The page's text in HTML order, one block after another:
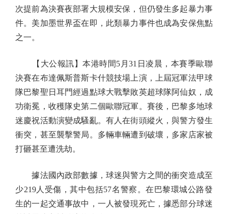
次提前為決賽夜部署大規模安保，但仍發生多起暴力事
件。美加墨世界盃在即，此類暴力事件也成為安保焦點
之一。
【大公報訊】本港時間5月31日凌晨，本賽季歐聯
決賽在布達佩斯普斯卡什競技場上演，上屆冠軍法甲球
隊巴黎聖日耳門經過點球大戰擊敗英超球隊阿仙奴，成
功衛冕，收穫隊史第二個歐聯冠軍。賽後，巴黎多地球
迷慶祝活動演變成騷亂。有人在街頭縱火，與警方發生
衝突，甚至襲擊警局。多輛車輛遭到破壞，多家店家被
打砸甚至遭洗劫。
據法國內政部數據，球迷與警方之間的衝突造成至
少219人受傷，其中包括57名警察。在巴黎環城公路發
生的一起交通事故中，一人被發現死亡，據悉部分球迷